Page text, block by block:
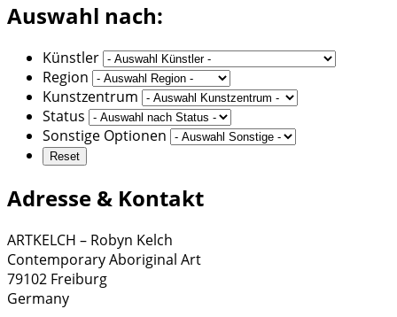
Auswahl nach:
Künstler
Region
Kunstzentrum
Status
Sonstige Optionen
Adresse & Kontakt
ARTKELCH – Robyn Kelch
Contemporary Aboriginal Art
79102 Freiburg
Germany